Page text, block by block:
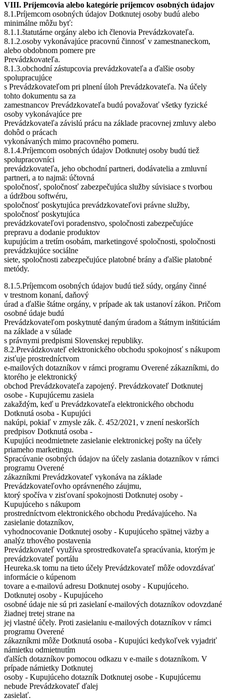
VIII. Príjemcovia alebo kategórie príjemcov osobných údajov
8.1.Príjemcom osobných údajov Dotknutej osoby budú alebo
minimálne môžu byť:
8.1.1.štatutárne orgány alebo ich členovia Prevádzkovateľa.
8.1.2.osoby vykonávajúce pracovnú činnosť v zamestnaneckom,
alebo obdobnom pomere pre
Prevádzkovateľa.
8.1.3.obchodní zástupcovia prevádzkovateľa a ďalšie osoby
spolupracujúce
s Prevádzkovateľom pri plnení úloh Prevádzkovateľa. Na účely
tohto dokumentu sa za
zamestnancov Prevádzkovateľa budú považovať všetky fyzické
osoby vykonávajúce pre
Prevádzkovateľa závislú prácu na základe pracovnej zmluvy alebo
dohôd o prácach
vykonávaných mimo pracovného pomeru.
8.1.4.Príjemcom osobných údajov Dotknutej osoby budú tiež
spolupracovníci
prevádzkovateľa, jeho obchodní partneri, dodávatelia a zmluvní
partneri, a to najmä: účtovná
spoločnosť, spoločnosť zabezpečujúca služby súvisiace s tvorbou
a údržbou softwéru,
spoločnosť poskytujúca prevádzkovateľovi právne služby,
spoločnosť poskytujúca
prevádzkovateľovi poradenstvo, spoločnosti zabezpečujúce
prepravu a dodanie produktov
kupujúcim a tretím osobám, marketingové spoločnosti, spoločnosti
prevádzkujúce sociálne
siete, spoločnosti zabezpečujúce platobné brány a ďalšie platobné
metódy.
8.1.5.Príjemcom osobných údajov budú tiež súdy, orgány činné
v trestnom konaní, daňový
úrad a ďalšie štátne orgány, v prípade ak tak ustanoví zákon. Pričom
osobné údaje budú
Prevádzkovateľom poskytnuté daným úradom a štátnym inštitúciám
na základe a v súlade
s právnymi predpismi Slovenskej republiky.
8.2.Prevádzkovateľ elektronického obchodu spokojnosť s nákupom
zisťuje prostredníctvom
e-mailových dotazníkov v rámci programu Overené zákazníkmi, do
ktorého je elektronický
obchod Prevádzkovateľa zapojený. Prevádzkovateľ Dotknutej
osobe - Kupujúcemu zasiela
zakaždým, keď u Prevádzkovateľa elektronického obchodu
Dotknutá osoba - Kupujúci
nakúpi, pokiaľ v zmysle zák. č. 452/2021, v znení neskorších
predpisov Dotknutá osoba -
Kupujúci neodmietnete zasielanie elektronickej pošty na účely
priameho marketingu.
Spracúvanie osobných údajov na účely zaslania dotazníkov v rámci
programu Overené
zákazníkmi Prevádzkovateľ vykonáva na základe
Prevádzkovateľovho oprávneného záujmu,
ktorý spočíva v zisťovaní spokojnosti Dotknutej osoby -
Kupujúceho s nákupom
prostredníctvom elektronického obchodu Predávajúceho. Na
zasielanie dotazníkov,
vyhodnocovanie Dotknutej osoby - Kupujúceho spätnej väzby a
analýz trhového postavenia
Prevádzkovateľ využíva sprostredkovateľa spracúvania, ktorým je
prevádzkovateľ portálu
Heureka.sk tomu na tieto účely Prevádzkovateľ môže odovzdávať
informácie o kúpenom
tovare a e-mailovú adresu Dotknutej osoby - Kupujúceho.
Dotknutej osoby - Kupujúceho
osobné údaje nie sú pri zasielaní e-mailových dotazníkov odovzdané
žiadnej tretej strane na
jej vlastné účely. Proti zasielaniu e-mailových dotazníkov v rámci
programu Overené
zákazníkmi môže Dotknutá osoba - Kupujúci kedykoľvek vyjadriť
námietku odmietnutím
ďalších dotazníkov pomocou odkazu v e-maile s dotazníkom. V
prípade námietky Dotknutej
osoby - Kupujúceho dotazník Dotknutej osobe - Kupujúcemu
nebude Prevádzkovateľ ďalej
zasielať.